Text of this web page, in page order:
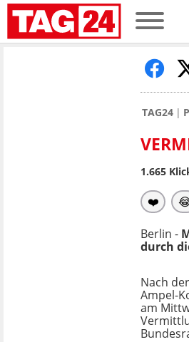
TAG24
1.665
❤️
Berlin -
durch
Nach
Ampel-
am